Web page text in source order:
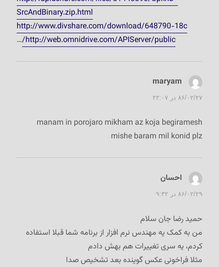
SrcAndBinary.zip.html
http://www.divshare.com/download/648790-18c
http://web.omnidrive.com/APIServer/public/
…
maryam
۸۶/۰۲/۲۷ در ۲۲:۰۷
manam in porojaro mikham az koja begiramesh
mishe baram mil konid plz
احسان
۸۶/۰۲/۲۹ در ۹:۳۲
حمید رضا جان سلام
من به کمک یه مهندس نرم افزار از برنامه شما قبلا استفاده
کردم، یه سری تغییرات هم بهش دادم
مثلا فراخونی عکس گوینده بعد تشخیص صدا